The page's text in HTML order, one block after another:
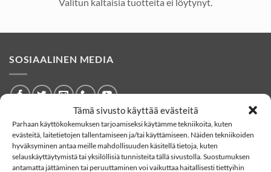
Tämä sivusto käyttää evästeitä
Parhaan käyttökokemuksen tarjoamiseksi käytämme tekniikoita, kuten
evästeitä, laitetietojen tallentamiseen ja/tai käyttämiseen. Näiden tekniikoiden
hyväksyminen antaa meille mahdollisuuden käsitellä tietoja, kuten
selauskäyttäytymistä tai yksilöllisiä tunnisteita tällä sivustolla. Suostumuksen
antamatta jättäminen tai peruuttaminen voi vaikuttaa haitallisesti tiettyihin
Valitun kaltaisia tuotteita ei löytynyt.
SOSIAALINEN MEDIA
YHTEYSTIEDOT
Eränetti verkkokauppa